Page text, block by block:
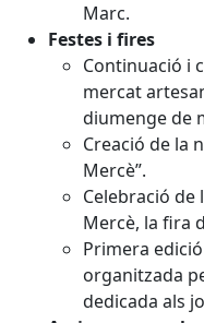
Marc.
Festes i fires
Continuació i
mercat
diumenge de
Creació de la
Mercè”.
Celebració de
Mercè, la fira
Primera
organitzada
dedicada als